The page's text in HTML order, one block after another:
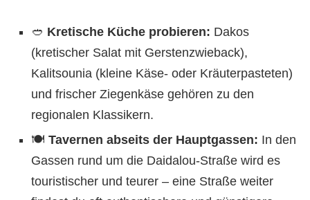
🥙 Kretische Küche probieren: Dakos
(kretischer Salat mit Gerstenzwieback),
Kalitsounia (kleine Käse- oder Kräuterpasteten)
und frischer Ziegenkäse gehören zu den
regionalen Klassikern.
🍽️ Tavernen abseits der Hauptgassen: In den
Gassen rund um die Daidalou-Straße wird es
touristischer und teurer – eine Straße weiter